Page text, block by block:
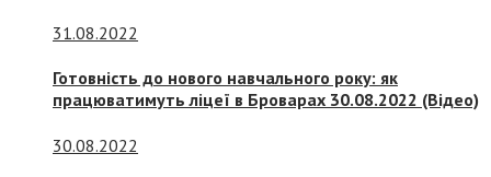
31.08.2022
Готовність до нового навчального року: як
працюватимуть ліцеї в Броварах 30.08.2022 (Відео)
30.08.2022